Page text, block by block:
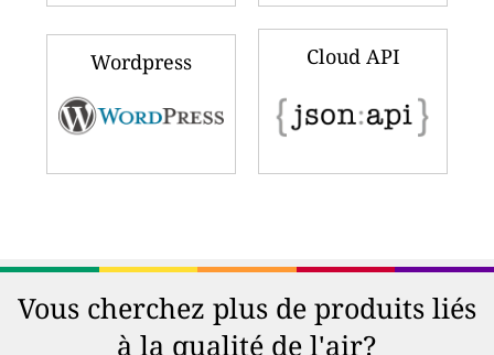
Wordpress Cloud API
Vous cherchez plus de produits liés
à la qualité de l'air?